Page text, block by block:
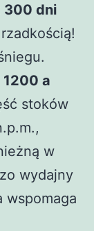
300 dni
1200 a
stoków
w
wydajny
wspomaga